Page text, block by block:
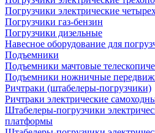
Погрузчики электрические
Погрузчики газ-бензин
Погрузчики дизельные
Навесное оборудование для
Подъемники
Подъемники мачтовые
Подъемники ножничные
Ричтраки (штабелеры-погрузчики)
Ричтраки электрические
Штабелеры-погрузчики
платформы